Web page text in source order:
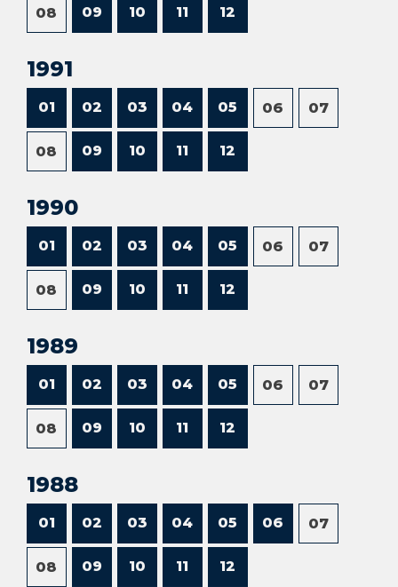
08 09 10 11 12
1991
01 02 03 04 05 06 07
08 09 10 11 12
1990
01 02 03 04 05 06 07
08 09 10 11 12
1989
01 02 03 04 05 06 07
08 09 10 11 12
1988
01 02 03 04 05 06 07
08 09 10 11 12